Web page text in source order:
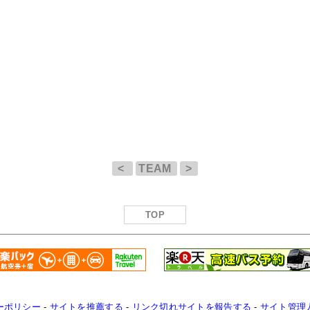
< TEAM >
TOP
ポリシー - サイトを推薦する - リンク切れサイトを報告する - サイト管理